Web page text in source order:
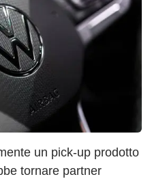
un pick-up prodotto
tornare partner